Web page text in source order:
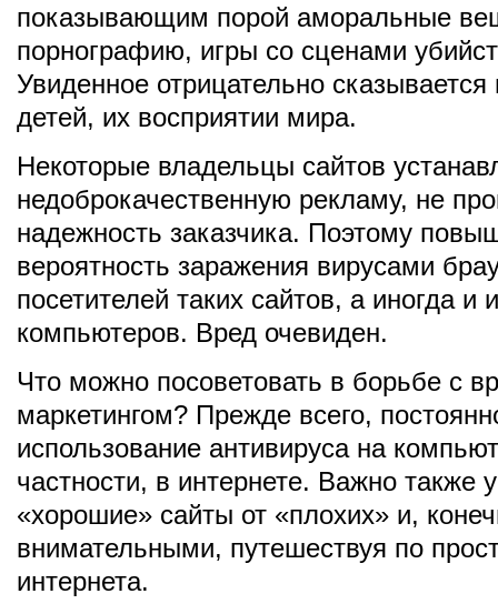
показывающим порой аморальные
порнографию, игры со сценами
Увиденное отрицательно сказывается
детей, их восприятии мира.
Некоторые владельцы сайтов
недоброкачественную рекламу, не
надежность заказчика. Поэтому
вероятность заражения вирусами
посетителей таких сайтов, а иногда и
компьютеров. Вред очевиден.
Что можно посоветовать в борьбе с
маркетингом? Прежде всего,
использование антивируса на
частности, в интернете. Важно также
«хорошие» сайты от «плохих» и,
внимательными, путешествуя по
интернета.